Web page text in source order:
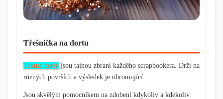
Třešnička na dortu
Tekuté perly jsou tajnou zbraní každého scrapbookera. Drží na
různých površích a výsledek je ohromující.
Jsou skvělým pomocníkem na zdobení kdykoliv a kdekoliv.